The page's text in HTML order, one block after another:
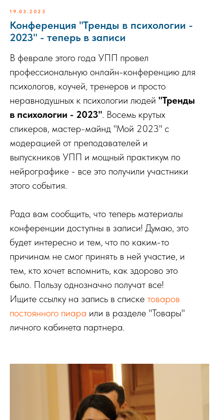
19.03.2023
Конференция "Тренды в психологии -
2023" - теперь в записи
В феврале этого года УПП провел
профессиональную онлайн-конференцию для
психологов, коучей, тренеров и просто
неравнодушных к психологии людей "Тренды
в психологии - 2023". Восемь крутых
спикеров, мастер-майнд "Мой 2023" с
модерацией от преподавателей и
выпускников УПП и мощный практикум по
нейрографике - все это получили участники
этого события.
Рада вам сообщить, что теперь материалы
конференции доступны в записи! Думаю, это
будет интересно и тем, что по каким-то
причинам не смог принять в ней участие, и
тем, кто хочет вспомнить, как здорово это
было. Пользу однозначно получат все!
Ищите ссылку на запись в списке товаров
постоянного пиара или в разделе "Товары"
личного кабинета партнера.